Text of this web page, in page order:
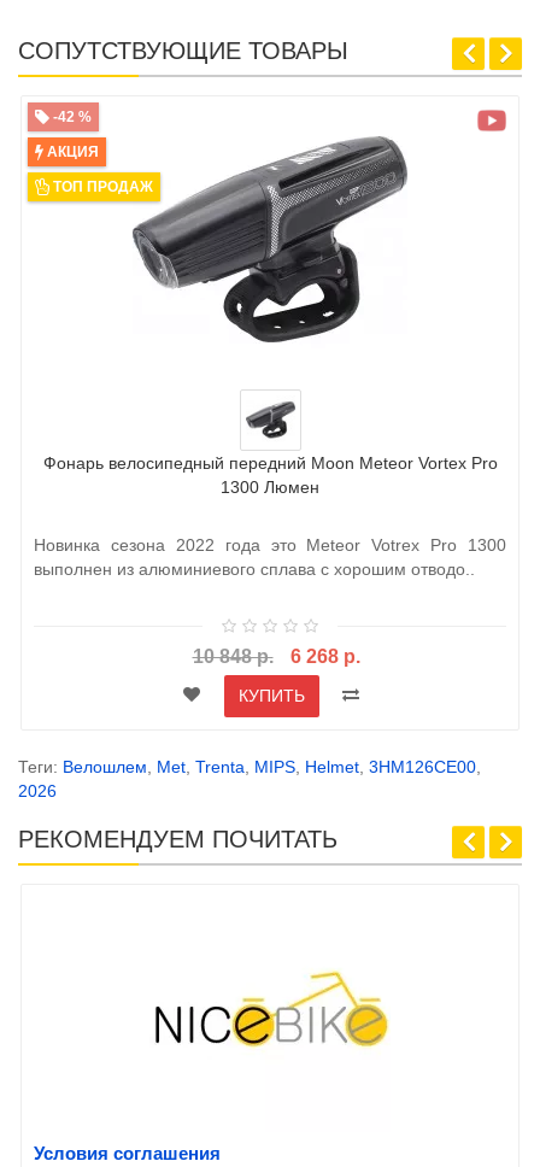
СОПУТСТВУЮЩИЕ ТОВАРЫ
-42 %
АКЦИЯ
ТОП ПРОДАЖ
Фонарь велосипедный передний Moon Meteor Vortex Pro
1300 Люмен
Новинка сезона 2022 года это Meteor Votrex Pro 1300
выполнен из алюминиевого сплава с хорошим отводо..
10 848 р. 6 268 р.
КУПИТЬ
Теги: Велошлем Met Trenta MIPS Helmet 3HM126CE00
2026
РЕКОМЕНДУЕМ ПОЧИТАТЬ
Условия соглашения